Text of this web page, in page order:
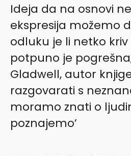
Ideja da na osnovi
ekspresija možemo
odluku je li netko kriv
potpuno je
Gladwell, autor knjige
razgovarati s
moramo znati o
poznajemo’